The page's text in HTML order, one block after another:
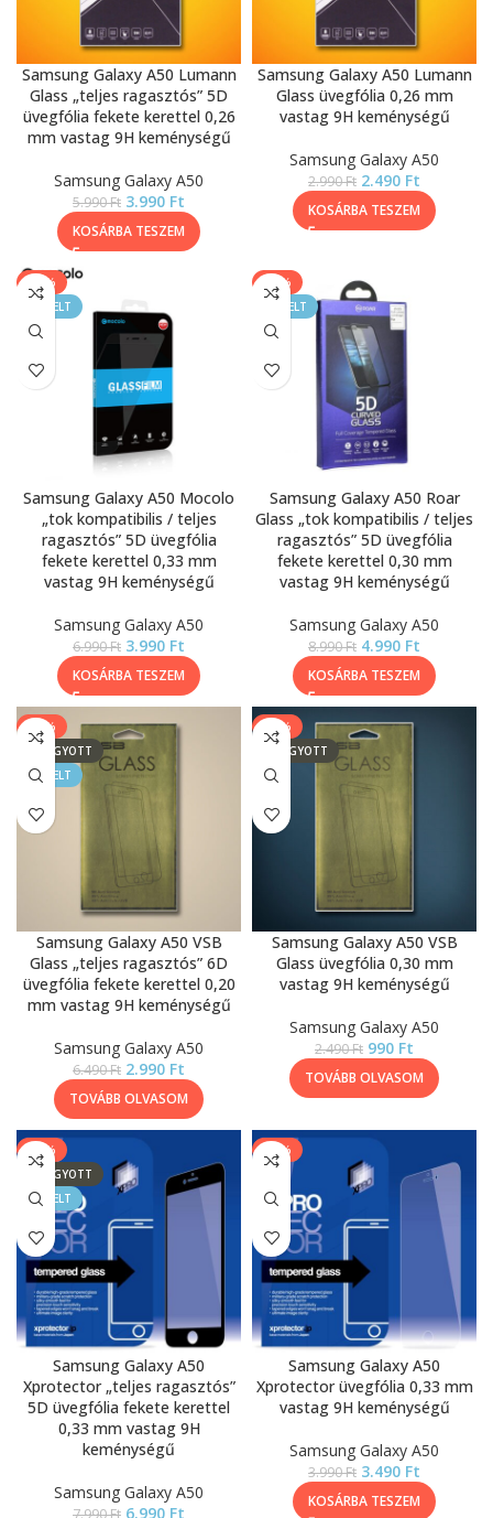
Samsung Galaxy A50 Lumann
Glass „teljes ragasztós” 5D
üvegfólia fekete kerettel 0,26
mm vastag 9H keménységű
Samsung Galaxy A50
5.990Ft 3.990 Ft
KOSÁRBA TESZEM
Samsung Galaxy A50 Lumann
Glass üvegfólia 0,26 mm
vastag 9H keménységű
Samsung Galaxy A50
2.990Ft 2.490 Ft
KOSÁRBA TESZEM
-43%
KIEMELT
Samsung Galaxy A50 Mocolo
„tok kompatibilis / teljes
ragasztós” 5D üvegfólia
fekete kerettel 0,33 mm
vastag 9H keménységű
Samsung Galaxy A50
6.990Ft 3.990 Ft
KOSÁRBA TESZEM
-44%
KIEMELT
Samsung Galaxy A50 Roar
Glass „tok kompatibilis / teljes
ragasztós” 5D üvegfólia
fekete kerettel 0,30 mm
vastag 9H keménységű
Samsung Galaxy A50
8.990Ft 4.990 Ft
KOSÁRBA TESZEM
-54%
ELFOGYOTT
KIEMELT
Samsung Galaxy A50 VSB
Glass „teljes ragasztós” 6D
üvegfólia fekete kerettel 0,20
mm vastag 9H keménységű
Samsung Galaxy A50
6.490Ft 2.990 Ft
TOVÁBB OLVASOM
-60%
ELFOGYOTT
Samsung Galaxy A50 VSB
Glass üvegfólia 0,30 mm
vastag 9H keménységű
Samsung Galaxy A50
2.490Ft 990 Ft
TOVÁBB OLVASOM
-13%
ELFOGYOTT
KIEMELT
Samsung Galaxy A50
Xprotector „teljes ragasztós”
5D üvegfólia fekete kerettel
0,33 mm vastag 9H
keménységű
Samsung Galaxy A50
7.990Ft 6.990 Ft
-13%
Samsung Galaxy A50
Xprotector üvegfólia 0,33 mm
vastag 9H keménységű
Samsung Galaxy A50
3.990Ft 3.490 Ft
KOSÁRBA TESZEM